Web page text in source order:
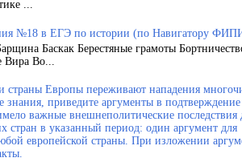
...
№18 в ЕГЭ по истории (по Навигатору
Баскак Берестяные грамоты
Во...
страны Европы переживают нападения
знания, приведите аргументы в
важные внешнеполитические последствия
стран в указанный период: один аргумент для
европейской страны. При изложении